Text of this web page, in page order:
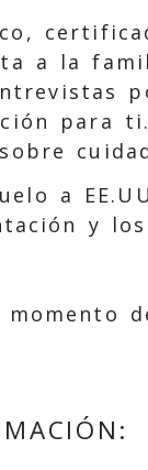
a la
para ti.
a
y
momento